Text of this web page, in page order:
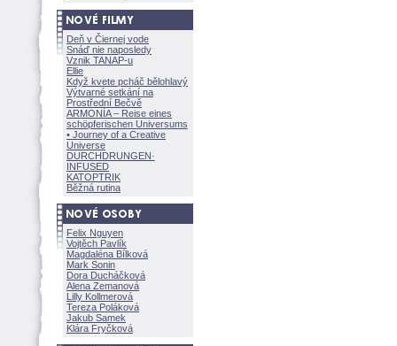
Deň v Čiernej vode
Snáď nie naposledy
Vznik TANAP-u
Ellie
Když kvete pcháč bělohlavý
Výtvarné setkání na
Prostřední Bečvě
ARMONÍA – Reise eines
schöpferischen Universums
• Journey of a Creative
Universe
DURCHDRUNGEN·
INFUSED
KATOPTRIK
Běžná rutina
Felix Nguyen
Vojtěch Pavlík
Magdaléna Bílkov
Mark Sonin
Dora Ducháčkov
Alena Zemanov
Lilly Kollmerov
Tereza Polákov
Jakub Samek
Klára Fryčkov